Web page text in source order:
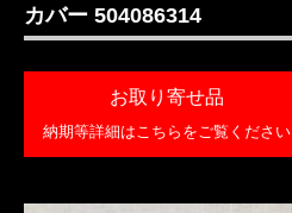
カバー 504086314
お取り寄せ品
納期等詳細はこちらをご覧ください